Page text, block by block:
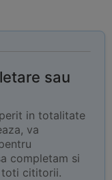
sau
in totalitate
va
completam si
toti cititorii.